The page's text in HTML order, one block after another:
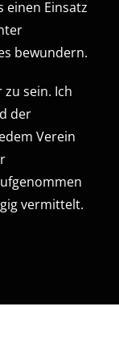
einen Einsatz
bewundern.
sein. Ich
der
Verein
vermittelt.